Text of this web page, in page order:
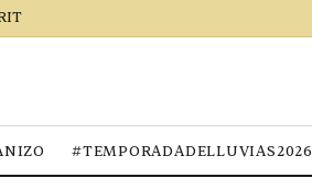
#TEMPORADADELLUVIAS2026